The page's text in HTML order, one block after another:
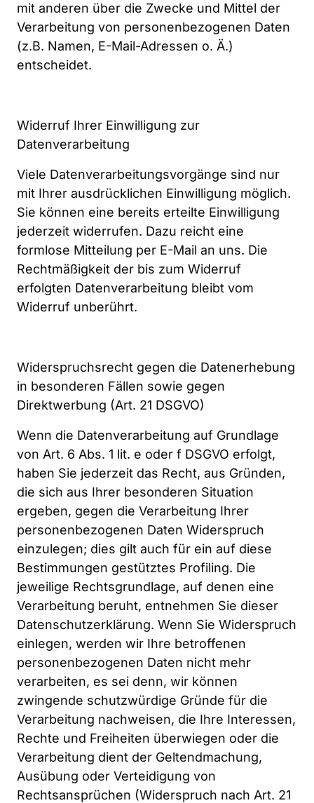
mit anderen über die Zwecke und Mittel der
Verarbeitung von personenbezogenen Daten
(z.B. Namen, E-Mail-Adressen o. Ä.)
entscheidet.
Widerruf Ihrer Einwilligung zur
Datenverarbeitung
Viele Datenverarbeitungsvorgänge sind nur
mit Ihrer ausdrücklichen Einwilligung möglich.
Sie können eine bereits erteilte Einwilligung
jederzeit widerrufen. Dazu reicht eine
formlose Mitteilung per E-Mail an uns. Die
Rechtmäßigkeit der bis zum Widerruf
erfolgten Datenverarbeitung bleibt vom
Widerruf unberührt.
Widerspruchsrecht gegen die Datenerhebung
in besonderen Fällen sowie gegen
Direktwerbung (Art. 21 DSGVO)
Wenn die Datenverarbeitung auf Grundlage
von Art. 6 Abs. 1 lit. e oder f DSGVO erfolgt,
haben Sie jederzeit das Recht, aus Gründen,
die sich aus Ihrer besonderen Situation
ergeben, gegen die Verarbeitung Ihrer
personenbezogenen Daten Widerspruch
einzulegen; dies gilt auch für ein auf diese
Bestimmungen gestütztes Profiling. Die
jeweilige Rechtsgrundlage, auf denen eine
Verarbeitung beruht, entnehmen Sie dieser
Datenschutzerklärung. Wenn Sie Widerspruch
einlegen, werden wir Ihre betroffenen
personenbezogenen Daten nicht mehr
verarbeiten, es sei denn, wir können
zwingende schutzwürdige Gründe für die
Verarbeitung nachweisen, die Ihre Interessen,
Rechte und Freiheiten überwiegen oder die
Verarbeitung dient der Geltendmachung,
Ausübung oder Verteidigung von
Rechtsansprüchen (Widerspruch nach Art. 21